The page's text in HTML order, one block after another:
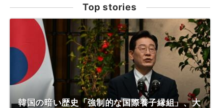
Top stories
韓国の暗い歴史「強制的な国際養子縁組」、大